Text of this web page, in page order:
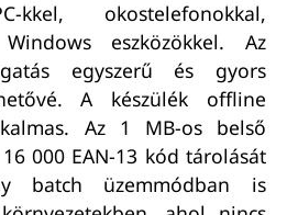
kkel, okostelefonokkal,
eszközökkel. Az
egyszerű és gyors
A készülék offline
Az 1 MB-os belső
000 EAN-13 kód tárolását
batch üzemmódban is